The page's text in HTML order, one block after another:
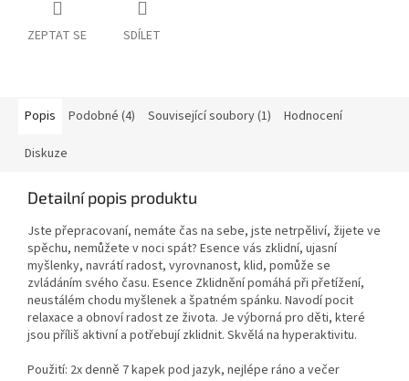
ZEPTAT SE SDÍLET
Popis Podobné (4) Související soubory (1) Hodnocení
Diskuze
Detailní popis produktu
Jste přepracovaní, nemáte čas na sebe, jste netrpěliví, žijete ve
spěchu, nemůžete v noci spát? Esence vás zklidní, ujasní
myšlenky, navrátí radost, vyrovnanost, klid, pomůže se
zvládáním svého času. Esence Zklidnění pomáhá při přetížení,
neustálém chodu myšlenek a špatném spánku. Navodí pocit
relaxace a obnoví radost ze života. Je výborná pro děti, které
jsou příliš aktivní a potřebují zklidnit. Skvělá na hyperaktivitu.
Použití: 2x denně 7 kapek pod jazyk, nejlépe ráno a večer